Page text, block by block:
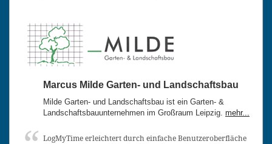
Marcus Milde Garten- und Landschaftsbau
Milde Garten- und Landschaftsbau ist ein Garten- &
Landschaftsbauunternehmen im Großraum Leipzig. mehr...
LogMyTime erleichtert durch einfache Benutzeroberfläche